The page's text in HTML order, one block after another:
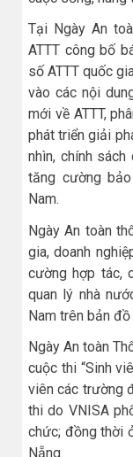
Tại Ngày An
ATTT công bố
số ATTT quốc
vào các nội
mới về ATTT,
phát triển giải
nhìn, chính
tăng cường
Nam.
Ngày An toàn
gia, doanh
cường hợp tác,
quan lý nhà
Nam trên bản
Ngày An toàn
cuộc thi “Sinh
viên các trường
thi do VNISA
chức; đồng thời
Nẵng.